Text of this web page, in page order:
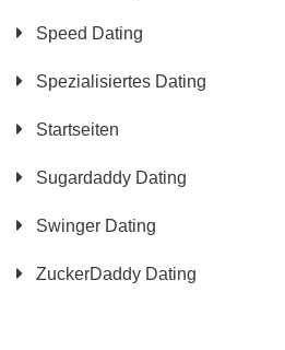
Speed Dating
Spezialisiertes Dating
Startseiten
Sugardaddy Dating
Swinger Dating
ZuckerDaddy Dating